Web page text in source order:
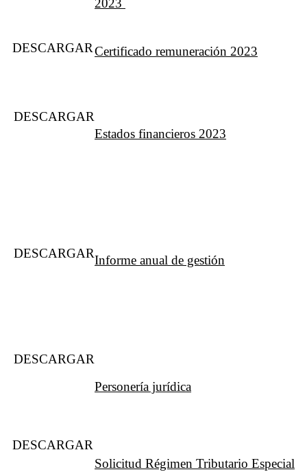
2023
DESCARGARCertificado remuneración 2023
DESCARGAR
Estados financieros 2023
DESCARGARInforme anual de gestión
DESCARGAR
Personería jurídica
DESCARGAR
Solicitud Régimen Tributario Especial